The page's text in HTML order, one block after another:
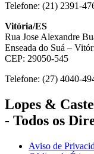
Telefone: (21) 2391-
Vitória/ES
Rua Jose Alexandre
Enseada do Suá –
CEP: 29050-545
Telefone: (27) 4040-
Lopes &
- Todos os
Aviso de